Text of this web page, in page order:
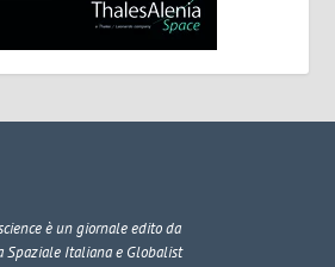
è un giornale edito da
Spaziale Italiana e Globalist